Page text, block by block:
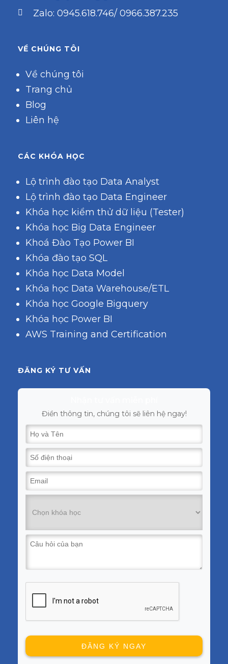
Zalo: 0945.618.746/ 0966.387.235
VỀ CHÚNG TÔI
Về chúng tôi
Trang chủ
Blog
Liên hệ
CÁC KHÓA HỌC
Lộ trình đào tạo Data Analyst
Lộ trình đào tạo Data Engineer
Khóa học kiểm thử dữ liệu (Tester)
Khóa học Big Data Engineer
Khoá Đào Tạo Power BI
Khóa đào tạo SQL
Khóa học Data Model
Khóa học Data Warehouse/ETL
Khóa học Google Bigquery
Khóa học Power BI
AWS Training and Certification
ĐĂNG KÝ TƯ VẤN
Điền thông tin, chúng tôi sẽ liên hệ ngay!